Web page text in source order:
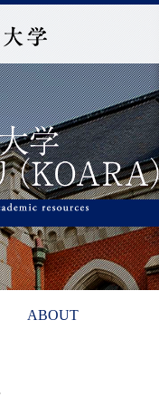
ABOUT